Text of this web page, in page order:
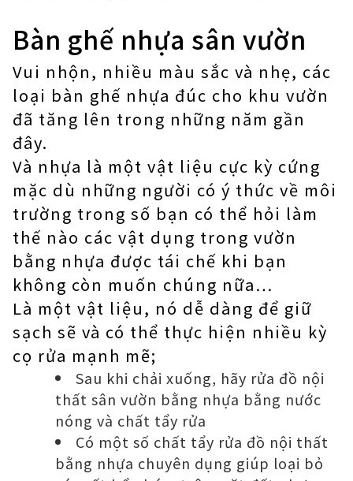
Bàn ghế nhựa sân vườn
Vui nhộn, nhiều màu sắc và nhẹ, các
loại bàn ghế nhựa đúc cho khu vườn
đã tăng lên trong những năm gần
đây.
Và nhựa là một vật liệu cực kỳ cứng
mặc dù những người có ý thức về môi
trường trong số bạn có thể hỏi làm
thế nào các vật dụng trong vườn
bằng nhựa được tái chế khi bạn
không còn muốn chúng nữa…
Là một vật liệu, nó dễ dàng để giữ
sạch sẽ và có thể thực hiện nhiều kỳ
cọ rửa mạnh mẽ;
Sau khi chải xuống, hãy rửa đồ nội
thất sân vườn bằng nhựa bằng nước
nóng và chất tẩy rửa
Có một số chất tẩy rửa đồ nội thất
bằng nhựa chuyên dụng giúp loại bỏ